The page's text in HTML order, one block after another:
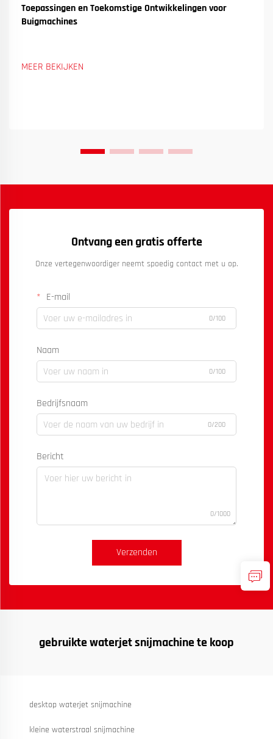
Toepassingen en Toekomstige Ontwikkelingen voor
Buigmachines
MEER BEKIJKEN
Ontvang een gratis offerte
Onze vertegenwoordiger neemt spoedig contact met u op.
E-mail
0/100
Naam
0/100
Bedrijfsnaam
0/200
Bericht
0/1000
Verzenden
gebruikte waterjet snijmachine te koop
desktop waterjet snijmachine
kleine waterstraal snijmachine